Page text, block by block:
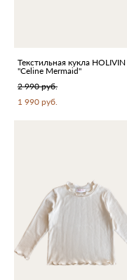
Текстильная кукла HOLIVIN
"Celine Mermaid"
2 990 pуб.
1 990 pуб.